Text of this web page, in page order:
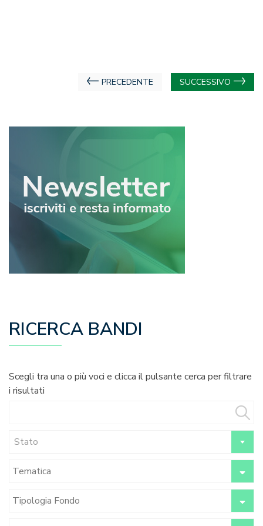
Navigazione
PRECEDENTE SUCCESSIVO
RICERCA BANDI
Scegli tra una o più voci e clicca il pulsante cerca per filtrare
i risultati
Stato